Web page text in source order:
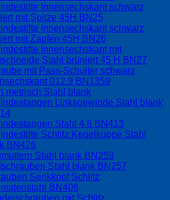
Innensechskant schwarz
mit Spitze 45H BN25
Innensechskant schwarz
mit Zapfen 45H BN26
Innensechskant mit
Stahl brüniert 45 H BN27
mit Pass-Schulter schwarz
012.9 BN1359
metrisch Stahl blank
Linksgewinde Stahl blank
Stahl 4.6 BN413
Schlitz Kegelkuppe Stahl
BN426
Stahl blank BN259
Stahl blank BN257
Senkkopf Schlitz
BN406
mit Schlitz